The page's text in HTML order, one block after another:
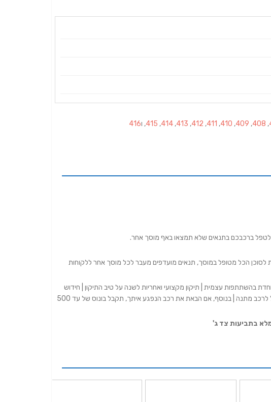
,
408
,
409
,
410
,
411
,
412
,
413
,
414
,
415, ו416
ברכבכם בתנאים שלא תמצאו באף מוסך אחר.
לסוכן הכל מטופל במוסך, תנאים מועדפים מעבר לכל מוסך אחר ללקוחות
בהשתתפות עצמית | תיקון מקצועי ואחריות לשנה על טיב התיקון | חידוש
פנסים לרכב מתנה | פוליש לרכב מתנה | ציפוי וקס קריסטל לרכב מתנה | בנוסף, אם הבאת את רכב הנפגע איתך, תקבל בונוס של עד 500
בתביעות צד ג'